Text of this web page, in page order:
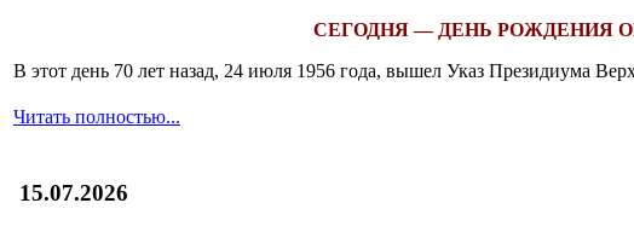
СЕГОДНЯ — ДЕНЬ РОЖДЕНИЯ
В этот день 70 лет назад, 24 июля 1956 года, вышел Указ Президиума
Читать полностью...
15.07.2026